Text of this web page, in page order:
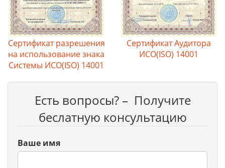
Сертификат разрешения
на использование знака
Системы ИСО(ISO) 14001
Сертификат Аудитора
ИСО(ISO) 14001
Есть вопросы? – Получите
беслатную консультацию
Ваше имя